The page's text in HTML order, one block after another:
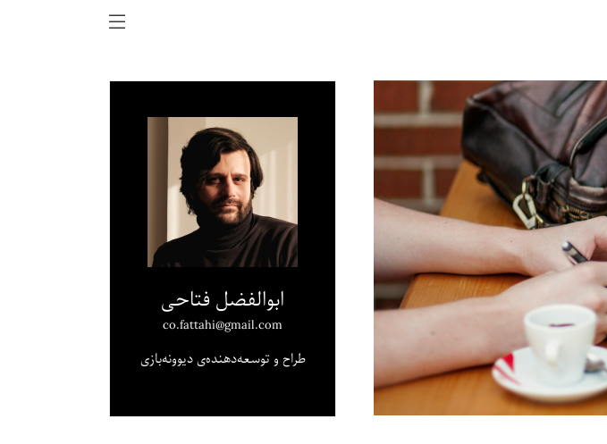
ابوالفضل فتاحی
co.fattahi@gmail.com
طراح و توسعه‌دهنده‌ی دیوونه‌بازی